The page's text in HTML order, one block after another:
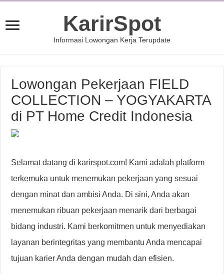
KarirSpot
Informasi Lowongan Kerja Terupdate
Lowongan Pekerjaan FIELD
COLLECTION – YOGYAKARTA
di PT Home Credit Indonesia
Selamat datang di karirspot.com! Kami adalah platform
terkemuka untuk menemukan pekerjaan yang sesuai
dengan minat dan ambisi Anda. Di sini, Anda akan
menemukan ribuan pekerjaan menarik dari berbagai
bidang industri. Kami berkomitmen untuk menyediakan
layanan berintegritas yang membantu Anda mencapai
tujuan karier Anda dengan mudah dan efisien.